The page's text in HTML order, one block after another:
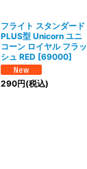
フライト スタンダード
PLUS型 Unicorn ユニ
コーン ロイヤル フラッ
シュ RED [69000]
290円(税込)